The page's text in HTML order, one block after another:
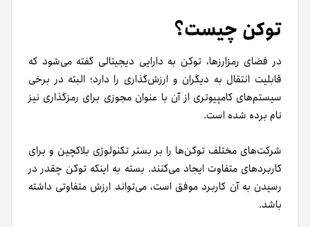
توکن چیست؟
در فضای رمزارز‌ها، توکن به دارایی دیجیتالی گفته می‌شود که
قابلیت انتقال به دیگران و ارزش‌گذاری را دارد؛ البته در برخی
سیستم‌های کامپیوتری از آن با عنوان مجوزی برای رمزگذاری نیز
نام‌ برده شده‌‌ است.
شرکت‌های مختلف توکن‌ها را بر بستر تکنولوژی بلاکچین و برای
کاربردهای متفاوت ایجاد می‌کنند. بسته به اینکه توکن چقدر در
رسیدن به آن کاربرد موفق است، می‌تواند ارزش متفاوتی ‌‌داشته‌
باشد.